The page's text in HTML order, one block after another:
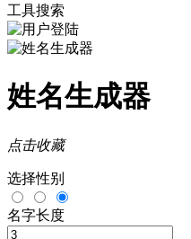
工具搜索
姓名生成器
点击收藏
选择性别
名字长度